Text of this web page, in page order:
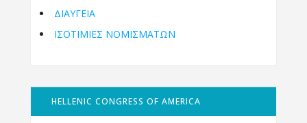
ΔΙΑΥΓΕΙΑ
ΙΣΟΤΙΜΙΕΣ ΝΟΜΙΣΜΑΤΩΝ
HELLENIC CONGRESS OF AMERICA